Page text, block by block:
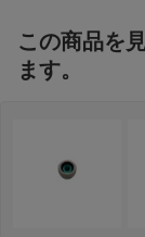
この商品を
ます。